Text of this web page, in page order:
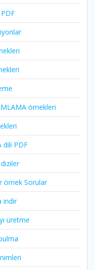
örnekleri
dili PDF
örnek Sorular
indir
üretme